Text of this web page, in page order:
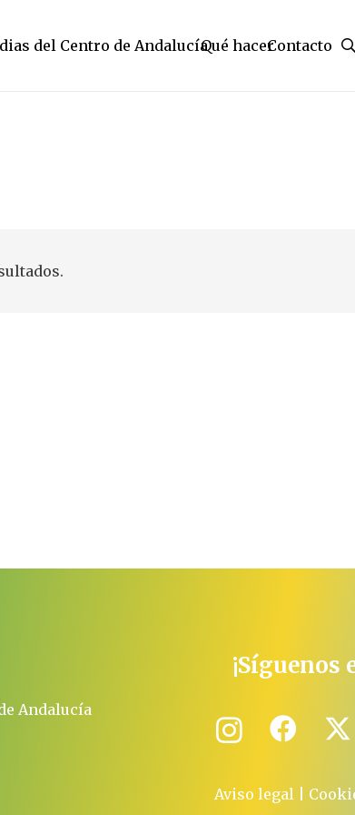
del Centro de AndalucíaQué hacerContacto
Andalucía
¡Síguenos
Aviso legal